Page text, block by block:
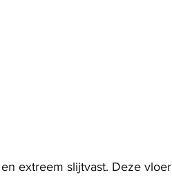
extreem slijtvast. Deze vloer